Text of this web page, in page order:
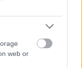
web or
το οποίο
τη Χαμάς, θα